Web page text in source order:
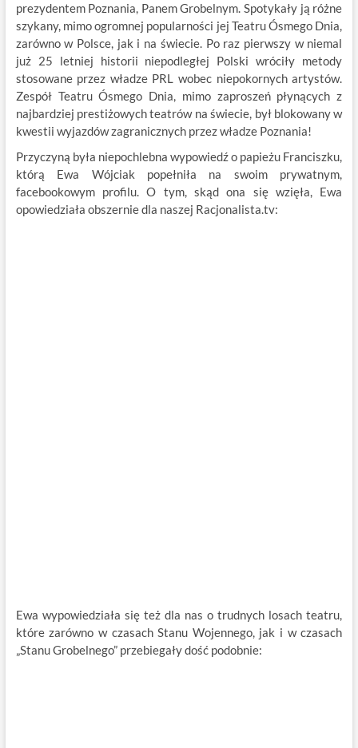
prezydentem Poznania, Panem Grobelnym. Spotykały ją różne
szykany, mimo ogromnej popularności jej Teatru Ósmego Dnia,
zarówno w Polsce, jak i na świecie. Po raz pierwszy w niemal
już 25 letniej historii niepodległej Polski wróciły metody
stosowane przez władze PRL wobec niepokornych artystów.
Zespół Teatru Ósmego Dnia, mimo zaproszeń płynących z
najbardziej prestiżowych teatrów na świecie, był blokowany w
kwestii wyjazdów zagranicznych przez władze Poznania!
Przyczyną była niepochlebna wypowiedź o papieżu Franciszku,
którą Ewa Wójciak popełniła na swoim prywatnym,
facebookowym profilu. O tym, skąd ona się wzięła, Ewa
opowiedziała obszernie dla naszej Racjonalista.tv:
Ewa wypowiedziała się też dla nas o trudnych losach teatru,
które zarówno w czasach Stanu Wojennego, jak i w czasach
„Stanu Grobelnego” przebiegały dość podobnie: